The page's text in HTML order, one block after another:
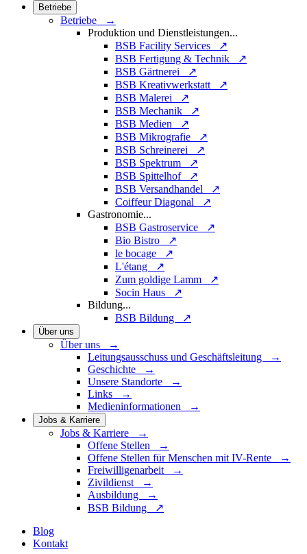
Betriebe
Betriebe →
Produktion und Dienstleistungen...
BSB Facility Services ↗
BSB Fertigung & Technik ↗
BSB Gärtnerei ↗
BSB Kreativwerkstatt ↗
BSB Malerei ↗
BSB Mechanik ↗
BSB Medien ↗
BSB Mikrografie ↗
BSB Schreinerei ↗
BSB Spektrum ↗
BSB Spittelhof ↗
BSB Versandhandel ↗
Coiffeur Diagonal ↗
Gastronomie...
BSB Gastroservice ↗
Bio Bistro ↗
le bocage ↗
L'étang ↗
Zum goldige Lamm ↗
Socin Haus ↗
Bildung...
BSB Bildung ↗
Über uns
Über uns →
Leitungsausschuss und Geschäftsleitung →
Geschichte →
Unsere Standorte →
Links →
Medieninformationen →
Jobs & Karriere
Jobs & Karriere →
Offene Stellen →
Offene Stellen für Menschen mit IV-Rente →
Freiwilligenarbeit →
Zivildienst →
Ausbildung →
BSB Bildung ↗
Blog
Kontakt